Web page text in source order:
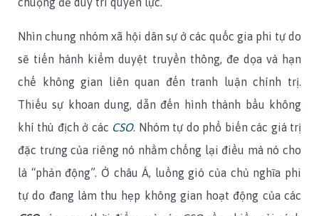
Nhìn chung nhóm xã hội dân sự ở các quốc gia phi tự do
sẽ tiến hành kiểm duyệt truyền thông, đe dọa và hạn
chế không gian liên quan đến tranh luận chính trị.
Thiếu sự khoan dung, dẫn đến hình thành bầu không
khí thù địch ở các CSO. Nhóm tự do phổ biến các giá trị
đặc trưng của riêng nó nhằm chống lại điều mà nó cho
là “phản động”. Ở châu Á, luồng gió của chủ nghĩa phi
tự do đang làm thu hẹp không gian hoạt động của các